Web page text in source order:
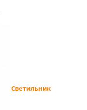
Светильник